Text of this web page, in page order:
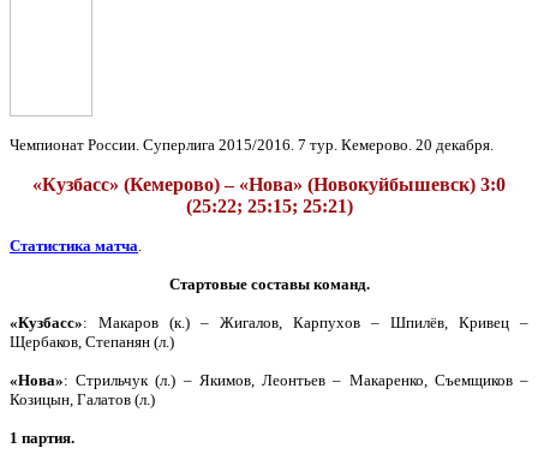
Чемпионат России. Суперлига 2015/2016. 7 тур. Кемерово. 20 декабря.
«Кузбасс» (Кемерово) – «Нова» (Новокуйбышевск) 3:0
(25:22; 25:15; 25:21)
Статистика матча.
Стартовые составы команд.
«Кузбасс»: Макаров (к.) – Жигалов, Карпухов – Шпилёв, Кривец –
Щербаков, Степанян (л.)
«Нова»: Стрильчук (л.) – Якимов, Леонтьев – Макаренко, Съемщиков –
Козицын, Галатов (л.)
1 партия.